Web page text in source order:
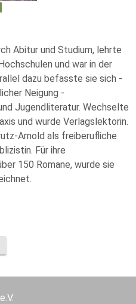
Abitur und Studium, lehrte
und war in der
dazu befasste sie sich -
Neigung -
Jugendliteratur. Wechselte
und wurde Verlagslektorin.
Arnold als freiberufliche
Für ihre
150 Romane, wurde sie